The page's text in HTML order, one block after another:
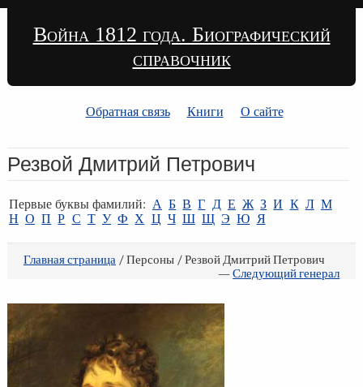
Война 1812 года. Биографический
справочник
Обратная связь Книги О сайте
Резвой Дмитрий Петрович
Первые буквы фамилий: А Б В Г Д Е Ж З И К Л М
Н О П Р С Т У Ф Х Ц Ч Ш Щ Э Ю Я
Главная страница/ Персоны / Резвой Дмитрий Петрович
—Следующий генерал